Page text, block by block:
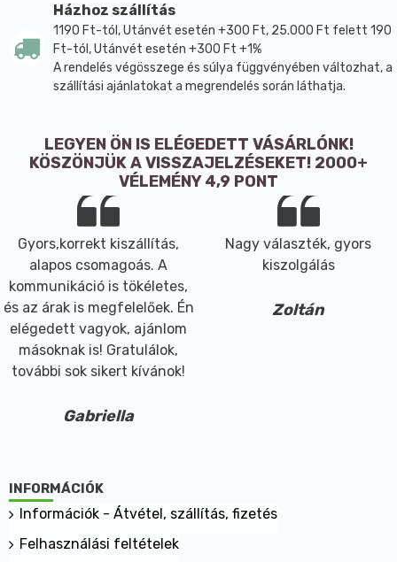
Eperlekvár nyírfacukorral és eritritollal.
70% gyümölcstartalom.
Csökkentett energiatartalommal!
szukralóz.
Átlagos tápérték 100 g termékben:
Energia 60 kJ/62 kcal
ebből telített 0 g
Szénhidrát 27 g
ebből cukrok 3,5 g
ebből poliolok 20 g
Fehérje 0,5 g
Só <0,01 g
Tárolási információ: Száraz, hűvös, napfénytől
Felbontás után 5 napig hűtve tárolandó!
Házhoz szállítás
1190 Ft-tól, Utánvét esetén +300 Ft, 25.000 Ft felett 190
Ft-tól, Utánvét esetén +300 Ft +1%
A rendelés végösszege és súlya függvényében változhat, a
szállítási ajánlatokat a megrendelés során láthatja.
LEGYEN ÖN IS ELÉGEDETT VÁSÁRLÓNK!
KÖSZÖNJÜK A VISSZAJELZÉSEKET! 2000+
VÉLEMÉNY 4,9 PONT
Gyors,korrekt kiszállítás,
alapos csomagoás. A
kommunikáció is tökéletes,
és az árak is megfelelőek. Én
elégedett vagyok, ajánlom
másoknak is! Gratulálok,
további sok sikert kívánok!
Gabriella
Nagy választék, gyors
kiszolgálás
Zoltán
INFORMÁCIÓK
Információk - Átvétel, szállítás, fizetés
Felhasználási feltételek